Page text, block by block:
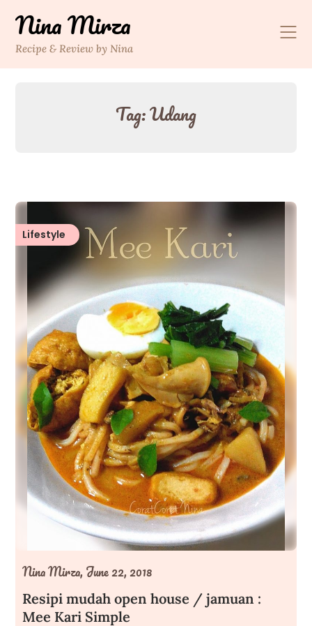
content
Nina Mirza
Recipe & Review by Nina
Tag:Udang
Lifestyle
Resipi mudah open house / jamuan :
Mee Kari Simple
Nina Mirza, June 22, 2018